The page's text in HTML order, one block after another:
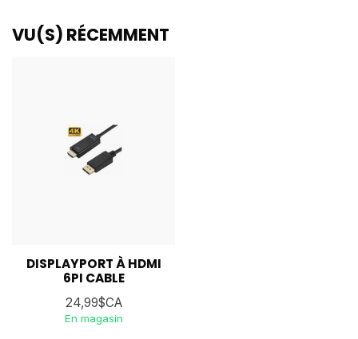
VU(S) RÉCEMMENT
DISPLAYPORT À HDMI
6PI CABLE
24,99$CA
En magasin